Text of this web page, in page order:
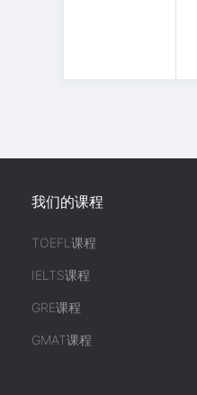
我们的课程
TOEFL课程
IELTS课程
GRE课程
GMAT课程